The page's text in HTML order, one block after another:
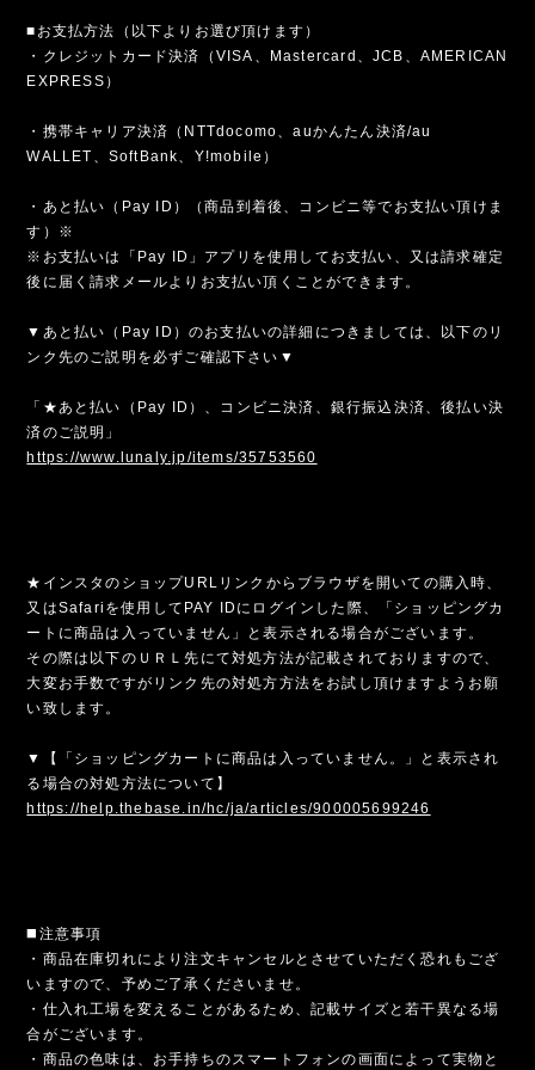
■お支払方法（以下よりお選び頂けます）
・クレジットカード決済（VISA、Mastercard、JCB、AMERICAN
EXPRESS）
・携帯キャリア決済（NTTdocomo、auかんたん決済/au
WALLET、SoftBank、Y!mobile）
・あと払い（Pay ID）（商品到着後、コンビニ等でお支払い頂けま
す）※
※お支払いは「Pay ID」アプリを使用してお支払い、又は請求確定
後に届く請求メールよりお支払い頂くことができます。
▼あと払い（Pay ID）のお支払いの詳細につきましては、以下のリ
ンク先のご説明を必ずご確認下さい▼
「★あと払い（Pay ID）、コンビニ決済、銀行振込決済、後払い決
済のご説明」
https://www.lunaly.jp/items/35753560
★インスタのショップURLリンクからブラウザを開いての購入時、
又はSafariを使用してPAY IDにログインした際、「ショッピングカ
ートに商品は入っていません」と表示される場合がございます。
その際は以下のＵＲＬ先にて対処方法が記載されておりますので、
大変お手数ですがリンク先の対処方方法をお試し頂けますようお願
い致します。
▼【「ショッピングカートに商品は入っていません。」と表示され
る場合の対処方法について】
https://help.thebase.in/hc/ja/articles/900005699246
◼️注意事項
・商品在庫切れにより注文キャンセルとさせていただく恐れもござ
いますので、予めご了承くださいませ。
・仕入れ工場を変えることがあるため、記載サイズと若干異なる場
合がございます。
・商品の色味は、お手持ちのスマートフォンの画面によって実物と